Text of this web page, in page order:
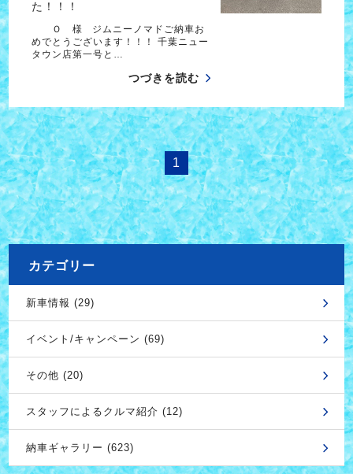
た！！！
Ｏ 様 ジムニーノマドご納車お
めでとうございます！！！ 千葉ニュー
タウン店第一号と…
つづきを読む
1
カテゴリー
新車情報 (29)
イベント/キャンペーン (69)
その他 (20)
スタッフによるクルマ紹介 (12)
納車ギャラリー (623)